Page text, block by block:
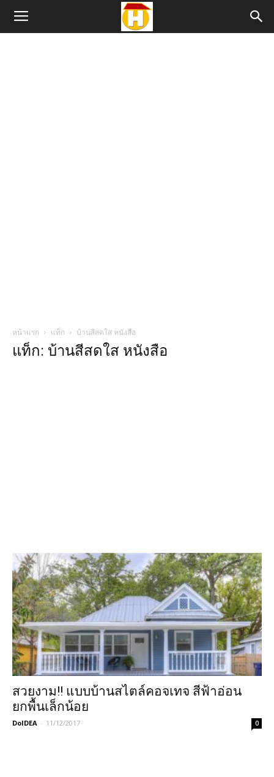
หน้าแรก แท็ก บ้านสีสดใส หนังสือ
แท็ก: บ้านสีสดใส หนังสือ
สวยงาม!! แบบบ้านสไตล์คอจเทจ สีฟ้าอ่อน
ยกพื้นเล็กน้อย
DoIDEA - 11/12/2017 0